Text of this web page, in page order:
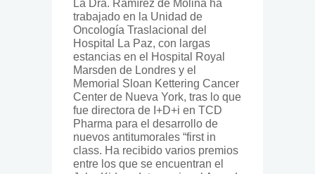
La Dra. Ramírez de Molina ha
trabajado en la Unidad de
Oncología Traslacional del
Hospital La Paz, con largas
estancias en el Hospital Royal
Marsden de Londres y el
Memorial Sloan Kettering Cancer
Center de Nueva York, tras lo que
fue directora de I+D+i en TCD
Pharma para el desarrollo de
nuevos antitumorales “first in
class. Ha recibido varios premios
entre los que se encuentran el